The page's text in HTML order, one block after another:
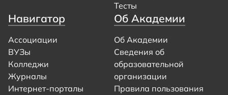
Тесты
Навигатор
Ассоциации
ВУЗы
Колледжи
Журналы
Интернет-порталы
Об Академии
Об Академии
Сведения об
образовательной
организации
Правила пользования